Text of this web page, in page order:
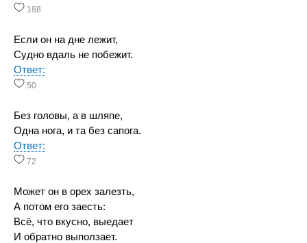
188
Если он на дне лежит,
Судно вдаль не побежит.
Ответ:
50
Без головы, а в шляпе,
Одна нога, и та без сапога.
Ответ:
72
Может он в орех залезть,
А потом его заесть:
Всё, что вкусно, выедает
И обратно выползает.